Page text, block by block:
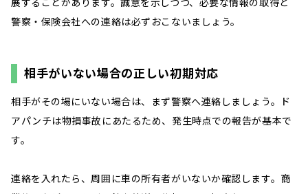
警察・保険会社への連絡は必ずおこないましょう。
相手がいない場合の正しい初期対応
相手がその場にいない場合は、まず警察へ連絡しましょう。ド
アパンチは物損事故にあたるため、発生時点での報告が基本で
す。
連絡を入れたら、周囲に車の所有者がいないか確認します。商